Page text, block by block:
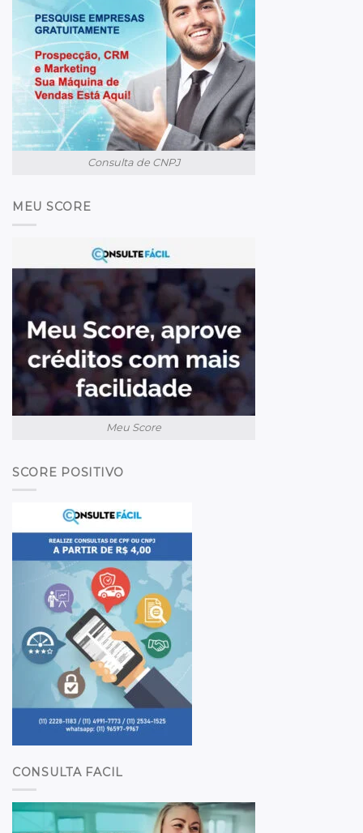
Consulta de CNPJ
MEU SCORE
Meu Score
SCORE POSITIVO
CONSULTA FACIL